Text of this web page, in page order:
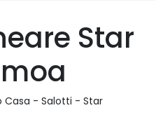
Star
Casa - Salotti - Star